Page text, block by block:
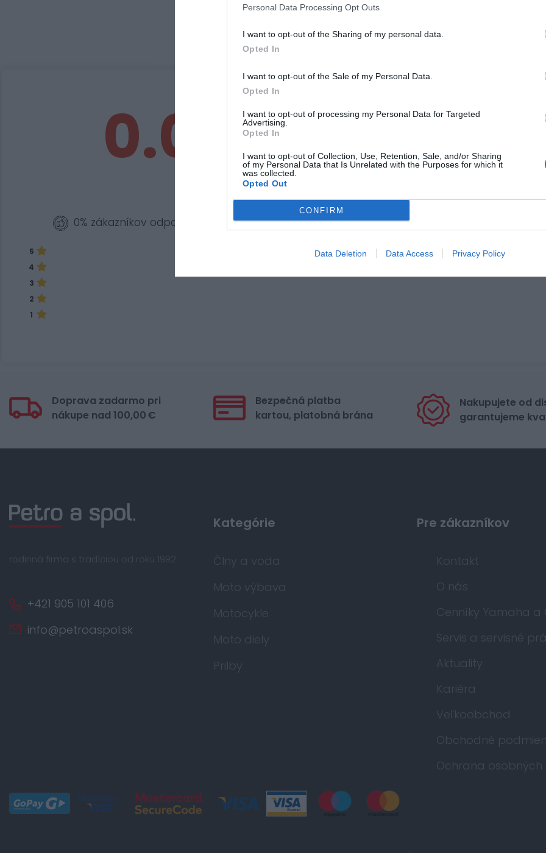
Personal Data Processing Opt Outs
I want to opt-out of the Sharing of my personal data.
Opted In
I want to opt-out of the Sale of my Personal Data.
Opted In
I want to opt-out of processing my Personal Data for Targeted
Advertising.
Opted In
I want to opt-out of Collection, Use, Retention, Sale, and/or Sharing
of my Personal Data that Is Unrelated with the Purposes for which it
was collected.
Opted Out
CONFIRM
Data Deletion Data Access Privacy Policy
EX300 Ninja 300 ABS Winter
Z300
Z300 BFF,BGF (ER300) ABS
0.0
0% zákazníkov odporúča produkt
5
4
3
2
1
Doprava zadarmo pri
nákupe nad 100,00 €
Bezpečná platba
kartou, platobná brána
Nakupujete od
garantujeme
rodinná firma s tradíciou od roku 1992
+421 905 101 406
info@petroaspol.sk
Kategórie
Člny a voda
Moto výbava
Motocykle
Moto diely
Prilby
Pre zákazníkov
Kontakt
O nás
Cenníky Yamaha a
Servis a servisné
Aktuality
Kariéra
Veľkoobchod
Obchodné
Ochrana osobných